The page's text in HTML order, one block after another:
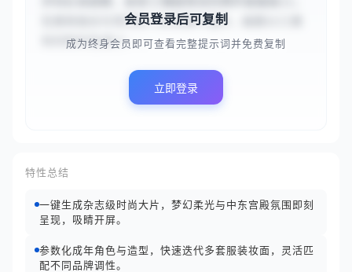
在柔和烛光与穹顶拱门的宫殿中漫步。画面以{{柔
和的粉彩色调}}...
会员登录后可复制
成为终身会员即可查看完整提示词并免费复制
立即登录
特性总结
一键生成杂志级时尚大片，梦幻柔光与中东宫殿氛围即刻
呈现，吸睛开屏。
参数化成年角色与造型，快速迭代多套服装妆面，灵活匹
配不同品牌调性。